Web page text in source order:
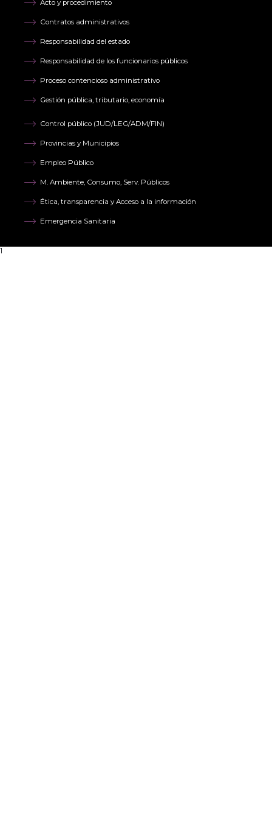
Acto y procedimiento
Contratos administrativos
Responsabilidad del estado
Responsabilidad de los funcionarios públicos
Proceso contencioso administrativo
Gestión pública, tributario, economía
Control público (JUD/LEG/ADM/FIN)
Provincias y Municipios
Empleo Público
M. Ambiente, Consumo, Serv. Públicos
Ética, transparencia y Acceso a la información
Emergencia Sanitaria
1